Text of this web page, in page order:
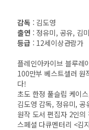
감독 : 김도영
출연 : 정유미, 공유, 김
등급 : 12세이상관람가
플레인아카이브 블루레
100만부 베스트셀러 원
다!
초도 한정 풀슬립 케이
김도영 감독, 정유미,
원작 도서 편집자 2인
스페셜 다큐멘터리 <김